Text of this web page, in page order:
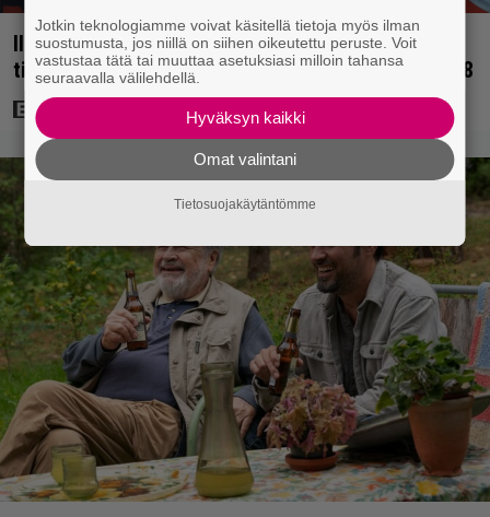
Illalla tv:ssä: Uuno-elokuva jossa käytettiin
tietokonegrafiikkaa? Sellainen tehtiin vuonna 1998
Jotkin teknologiamme voivat käsitellä tietoja myös ilman
suostumusta, jos niillä on siihen oikeutettu peruste. Voit
vastustaa tätä tai muuttaa asetuksiasi milloin tahansa
seuraavalla välilehdellä.
Hyväksyn kaikki
Omat valintani
Tietosuojakäytäntömme